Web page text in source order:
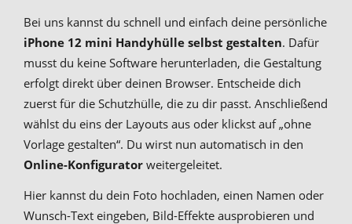
Bei uns kannst du schnell und einfach deine persönliche
iPhone 12 mini Handyhülle selbst gestalten. Dafür
musst du keine Software herunterladen, die Gestaltung
erfolgt direkt über deinen Browser. Entscheide dich
zuerst für die Schutzhülle, die zu dir passt. Anschließend
wählst du eins der Layouts aus oder klickst auf „ohne
Vorlage gestalten“. Du wirst nun automatisch in den
Online-Konfigurator weitergeleitet.
Hier kannst du dein Foto hochladen, einen Namen oder
Wunsch-Text eingeben, Bild-Effekte ausprobieren und